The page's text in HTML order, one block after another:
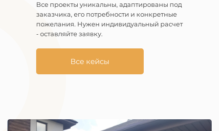
Все проекты уникальны, адаптированы под
заказчика, его потребности и конкретные
пожелания. Нужен индивидуальный расчет
- оставляйте заявку.
Все кейсы